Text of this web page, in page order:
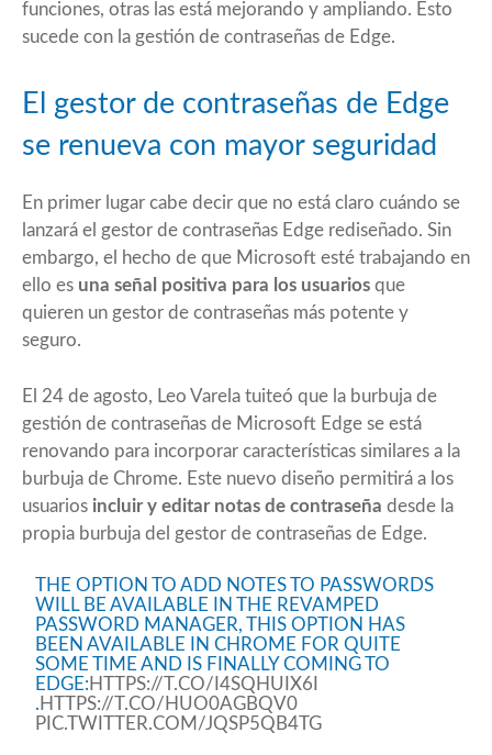
funciones, otras las está mejorando y ampliando. Esto
sucede con la gestión de contraseñas de Edge.
El gestor de contraseñas de Edge
se renueva con mayor seguridad
En primer lugar cabe decir que no está claro cuándo se
lanzará el gestor de contraseñas Edge rediseñado. Sin
embargo, el hecho de que Microsoft esté trabajando en
ello es una señal positiva para los usuarios que
quieren un gestor de contraseñas más potente y
seguro.
El 24 de agosto, Leo Varela tuiteó que la burbuja de
gestión de contraseñas de Microsoft Edge se está
renovando para incorporar características similares a la
burbuja de Chrome. Este nuevo diseño permitirá a los
usuarios incluir y editar notas de contraseña desde la
propia burbuja del gestor de contraseñas de Edge.
THE OPTION TO ADD NOTES TO PASSWORDS
WILL BE AVAILABLE IN THE REVAMPED
PASSWORD MANAGER, THIS OPTION HAS
BEEN AVAILABLE IN CHROME FOR QUITE
SOME TIME AND IS FINALLY COMING TO
EDGE: HTTPS://T.CO/I4SQHUIX6I
. HTTPS://T.CO/HUO0AGBQV0
PIC.TWITTER.COM/JQSP5QB4TG